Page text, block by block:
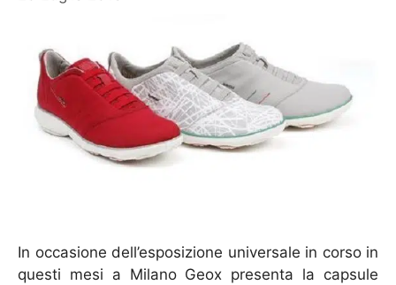
In occasione dell’esposizione universale in corso in
questi mesi a Milano Geox presenta la capsule